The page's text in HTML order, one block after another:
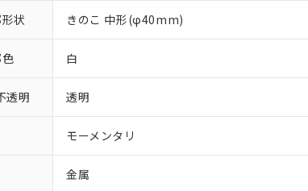
状 きのこ 中形(φ40mm)
白
透明 透明
モーメンタリ
金属